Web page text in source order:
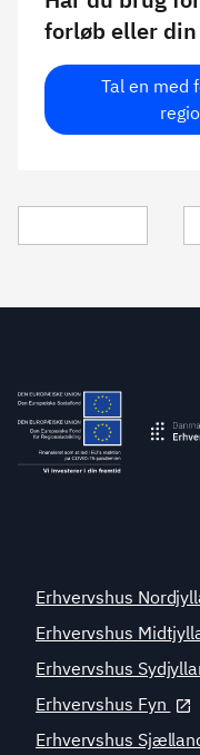
forløb eller
Tal en med
Erhvervshus
Erhvervshus
Erhvervshus
Erhvervshus Fyn
Erhvervshus